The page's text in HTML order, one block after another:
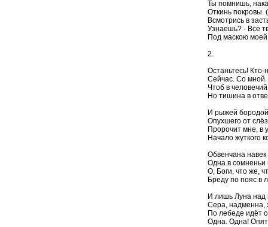
Ты помнишь,
Откинь покровы.
Всмотрись в
Узнаешь? - Все
Под маскою моей
2.
Останьтесь! Кто-
Сейчас. Со
Чтоб в
Но тишина в
И рыжей бородой
Опухшего от
Пророчит мне, в
Начало жуткого
Обвенчана навек
Одна в сомненьи
О, Боги, что же,
Бреду по пояс в
И лишь Луна над
Сера, надменна,
По лебеде идёт
Одна. Одна!